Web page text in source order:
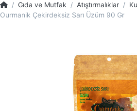
Gıda ve Mutfak Atıştırmalıklar
Ourmanik Çekirdeksiz Sarı Üzüm 90 Gr